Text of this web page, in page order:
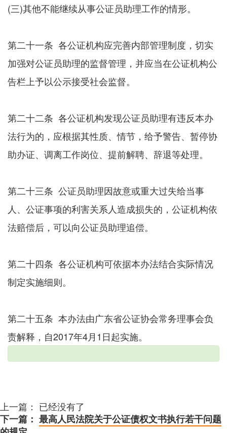
(三)其他不能继续从事公证员助理工作的情形。
第二十一条 各公证机构应完善内部管理制度，切实
加强对公证员助理的监督管理，并应当在公证机构公
告栏上予以公示接受社会监督。
第二十二条 各公证机构发现公证员助理有违反本办
法行为的，应根据其性质、情节，给予警告、暂停协
助办证、调离工作岗位、提前解聘、辞退等处理。
第二十三条 公证员助理因故意或重大过失给当事
人、公证事项的利害关系人造成损失的，公证机构依
法赔偿后，可以向公证员助理追偿。
第二十四条 各公证机构可依据本办法结合实际情况
制定实施细则。
第二十五条 本办法由广东省公证协会常务理事会负
责解释，自2017年4月1日起实施。
上一篇： 已经没有了
下一篇： 最高人民法院关于公证债权文书执行若干问题